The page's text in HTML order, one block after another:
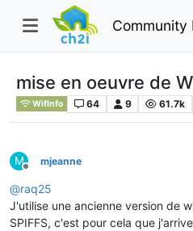
Community
mise en oeuvre de
WifInfo 64 9 61.7k
M
Offline
mjeanne
@raq25
J'utilise une ancienne version de
SPIFFS, c'est pour cela que